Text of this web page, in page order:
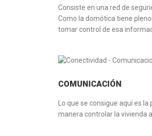
Consiste en una red de
Como la domótica tiene
tomar control de esa
COMUNICACIÓN
Lo que se consigue aquí es
manera controlar la vivienda